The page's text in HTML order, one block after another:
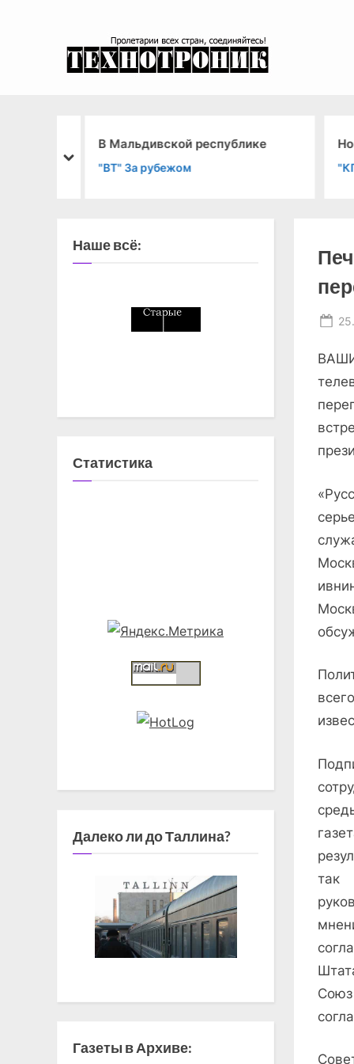
В Мальдивской республике
"ВТ" За рубежом
prev
next
так
Наше всё:
Статистика
Далеко ли до Таллина?
Газеты в Архиве: